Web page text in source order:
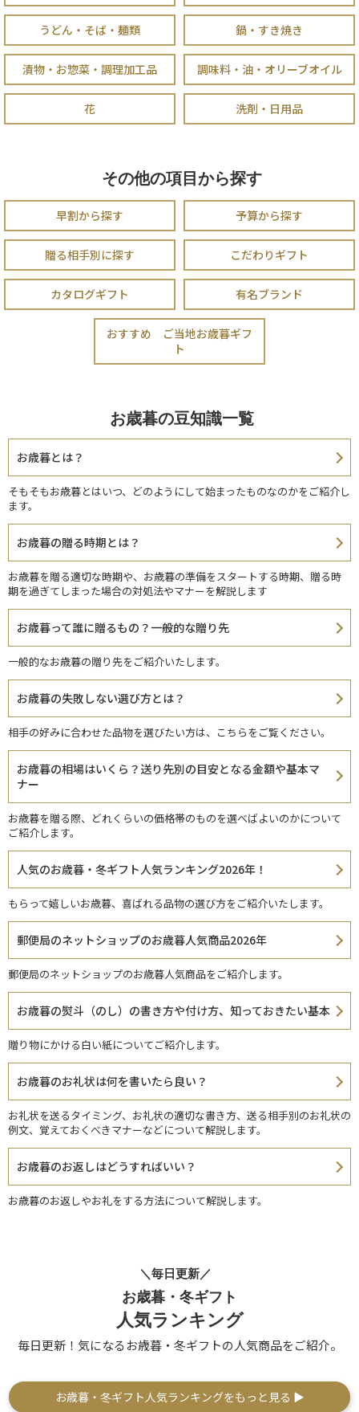
うどん・そば・麺類 鍋・すき焼き
漬物・お惣菜・調理加工品 調味料・油・オリーブオイル
花 洗剤・日用品
その他の項目から探す
早割から探す 予算から探す
贈る相手別に探す こだわりギフト
カタログギフト 有名ブランド
おすすめ ご当地お歳暮ギフ
ト
お歳暮の豆知識一覧
お歳暮とは？
そもそもお歳暮とはいつ、どのようにして始まったものなのかをご紹介し
ます。
お歳暮の贈る時期とは？
お歳暮を贈る適切な時期や、お歳暮の準備をスタートする時期、贈る時
期を過ぎてしまった場合の対処法やマナーを解説します
お歳暮って誰に贈るもの？一般的な贈り先
一般的なお歳暮の贈り先をご紹介いたします。
お歳暮の失敗しない選び方とは？
相手の好みに合わせた品物を選びたい方は、こちらをご覧ください。
お歳暮の相場はいくら？送り先別の目安となる金額や基本マ
ナー
お歳暮を贈る際、どれくらいの価格帯のものを選べばよいのかについて
ご紹介します。
人気のお歳暮・冬ギフト人気ランキング2026年！
もらって嬉しいお歳暮、喜ばれる品物の選び方をご紹介いたします。
郵便局のネットショップのお歳暮人気商品2026年
郵便局のネットショップのお歳暮人気商品をご紹介します。
お歳暮の熨斗（のし）の書き方や付け方、知っておきたい基本
贈り物にかける白い紙についてご紹介します。
お歳暮のお礼状は何を書いたら良い？
お礼状を送るタイミング、お礼状の適切な書き方、送る相手別のお礼状の
例文、覚えておくべきマナーなどについて解説します。
お歳暮のお返しはどうすればいい？
お歳暮のお返しやお礼をする方法について解説します。
＼毎日更新／
お歳暮・冬ギフト
人気ランキング
毎日更新！気になるお歳暮・冬ギフトの人気商品をご紹介。
お歳暮・冬ギフト人気ランキングをもっと見る ▶